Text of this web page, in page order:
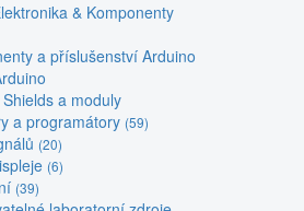
& Komponenty
a příslušenství Arduino
a moduly
a programátory (59)
(20)
(6)
(39)